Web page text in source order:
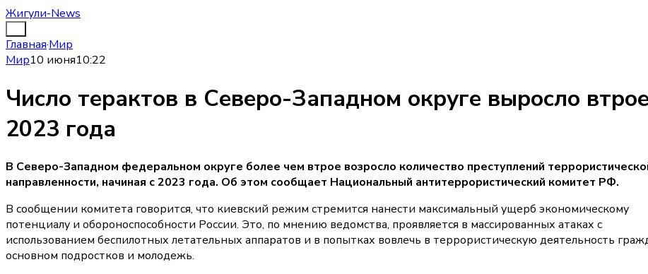
Жигули-News
Главная·Мир
Мир10 июня10:22
Число терактов в Северо-Западном округе выросло
2023 года
В Северо-Западном федеральном округе более чем втрое возросло количество преступлений
направленности, начиная с 2023 года. Об этом сообщает Национальный антитеррористический комитет РФ.
В сообщении комитета говорится, что киевский режим стремится нанести максимальный ущерб экономическому
потенциалу и обороноспособности России. Это, по мнению ведомства, проявляется в массированных атаках с
использованием беспилотных летательных аппаратов и в попытках вовлечь в террористическую деятельность
основном подростков и молодежь.